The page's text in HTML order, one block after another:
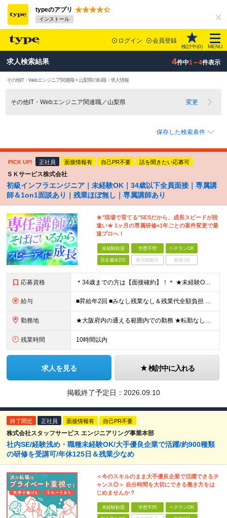
typeのアプリ
インストール
ログイン 会員登録
検討中(0) MENU
求人検索結果 4件中1～4件表示
その他IT・Webエンジニア関連職 × 山梨県の転職・求人情報
その他IT・Webエンジニア関連職／山梨県 変更
保存した検索条件
PICK UP! 正社員 面接情報有 自己PR不要 話を聞きたい応募可
ＳＫサービス株式会社
初級インフラエンジニア｜未経験OK｜34歳以下全員面接｜専属講
師＆1on1面談あり｜残業ほぼ無し｜専属講師あり
★"現場で育てる"SESだから、成長スピードが段
違い★ 1ヶ月の専属研修×1年ごとの案件変更で最
速プロへ！
未経験歓迎 学歴不問 ベテランOK
完全週休2日 賞与複数月 面接1回
応募資格 ＊34歳までの方は【面接確約】！＊ ★未経験OK＆経歴一切不問！ ★正社員デビューの方も歓迎します！ ★第二新卒・既卒歓迎 ★学歴不問 ＊専属の講師や1on1のサポートもあり、安心してスタートできま
給与 ■昇給年2回 ■みなし残業なし＆残業代全額負担 ■資格取得報奨金あり（5,000円～10万円） ★IT系の資格をお持ちの方は【月給30万円～】スタートが可能！ 月給21万5000円～60万円 未経
勤務地 ★大阪府内の通える範囲内での勤務 ★転勤なし！ 【新入社員研修の実施場所】 オフィス：大阪府大阪市北区西天満4-3-17 MF西天満ビル12F ※研修後は大阪府内の各プロジェクト先となります。 ※
残業時間 10時間以内
求人を見る 検討中に入れる
掲載終了予定日： 2026.09.10
終了間近 正社員 面接情報有 自己PR不要
株式会社スタッフサービス エンジニアリング事業本部
社内SE/経験浅め・職種未経験OK/大手優良企業で活躍/約900種類
の研修を受講可/年休125日＆残業少なめ
＜今のスキルのまま大手優良企業で活躍できるチ
ャンス◎＞ 自分時間を大切にできる働き方をは
じめませんか？
未経験歓迎 学歴不問 ベテランOK